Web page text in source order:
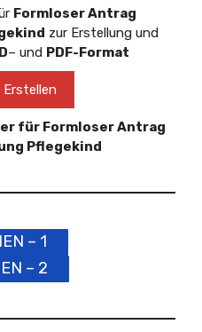
Formloser Antrag
zur Erstellung und
– und PDF-Format
Erstellen
für Formloser Antrag
Pflegekind
– 1
– 2